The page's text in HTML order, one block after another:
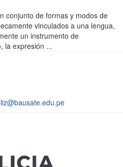
conjunto de formas y modos de
vinculados a una lengua,
un instrumento de
la expresión ...